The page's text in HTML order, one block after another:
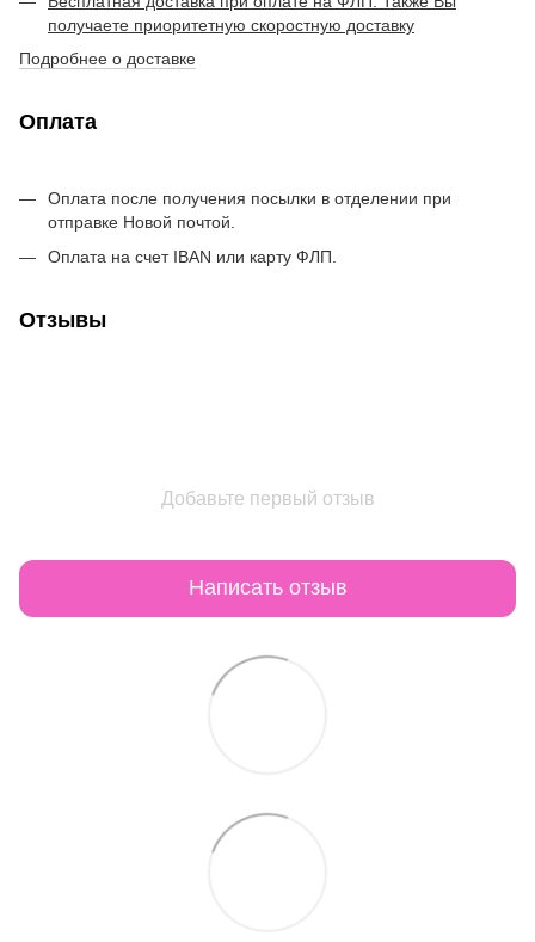
получаете приоритетную скоростную доставку
Подробнее о доставке
Оплата
Оплата после получения посылки в отделении при
отправке Новой почтой.
Оплата на счет IBAN или карту ФЛП.
Отзывы
Добавьте первый отзыв
Написать отзыв